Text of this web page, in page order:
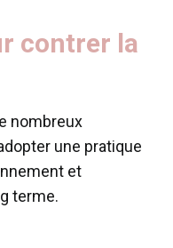
contrer la
nombreux
une pratique
et
terme.